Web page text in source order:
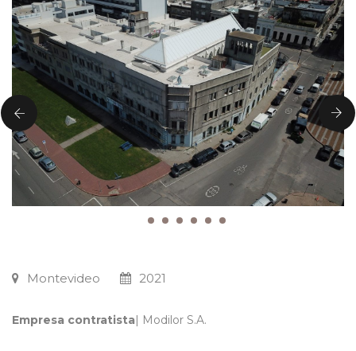
Montevideo 2021
Empresa contratista | Modilor S.A.